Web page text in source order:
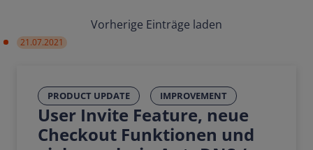
Vorherige Einträge laden
21.07.2021
PRODUCT UPDATE IMPROVEMENT
User Invite Feature, neue
Checkout Funktionen und